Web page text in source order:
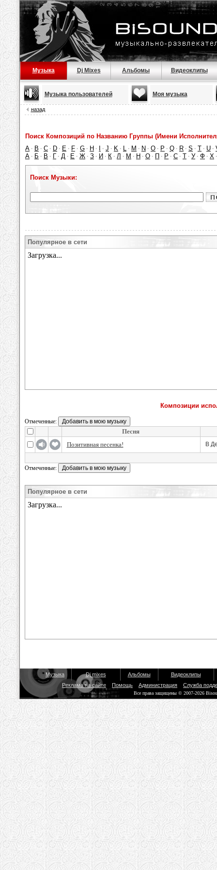
Музыка Dj Mixes Альбомы Видеоклипы
Музыка пользователей Моя музыка
назад
Поиск Композиций по Названию Группы (Имени
A · B · C · D · E · F · G · H · · J · K · L · M · N · O · P · Q · R · S · T · U ·
А · Б · В · Г · Д · Е · Ж · З · И · К · Л · М · Н · О · П · Р · С · Т · У · Ф · Х
Поиск Музыки:
Популярное в сети
Композиции
Отмеченные:
Песня
Позитивная песенка!
В
Отмеченные:
Популярное в сети
Музыка Dj mixes Альбомы
Видеоклипы
Реклама на сайте
Помощь Администрация Служба
Все права защищены © 2007-2026